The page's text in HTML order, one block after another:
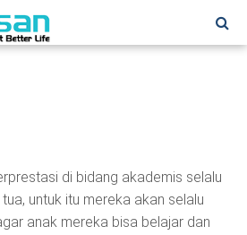
di bidang akademis selalu
untuk itu mereka akan selalu
anak mereka bisa belajar dan